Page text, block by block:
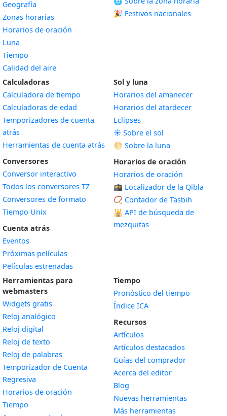
Geografía
Zonas horarias
Horarios de oración
Luna
Tiempo
Calidad del aire
🎉 Festivos nacionales
Calculadoras
Calculadora de tiempo
Calculadoras de edad
Temporizadores de cuenta
atrás
Herramientas de cuenta atrás
Conversores
Conversor interactivo
Todos los conversores TZ
Conversores de formato
Tiempo Unix
Cuenta atrás
Eventos
Próximas películas
Películas estrenadas
Sol y luna
Horarios del amanecer
Horarios del atardecer
Eclipses
☀️ Sobre el sol
🌕 Sobre la luna
Horarios de oración
Horarios de oración
🕋 Localizador de la Qibla
📿 Contador de Tasbih
🕌 API de búsqueda de
mezquitas
Herramientas para
webmasters
Widgets gratis
Reloj analógico
Reloj digital
Reloj de texto
Reloj de palabras
Temporizador de Cuenta
Regresiva
Horarios de oración
Tiempo
Tiempo
Pronóstico del tiempo
Índice ICA
Recursos
Artículos
Artículos destacados
Guías del comprador
Acerca del editor
Blog
Nuevas herramientas
Más herramientas